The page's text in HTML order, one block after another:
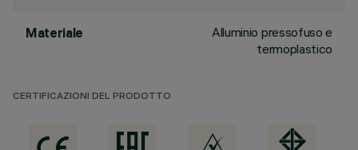
Materiale
Alluminio pressofuso e
termoplastico
CERTIFICAZIONI DEL PRODOTTO